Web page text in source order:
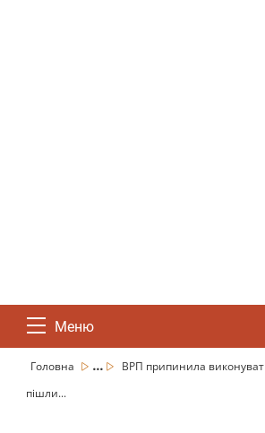
Меню
Головна ...
ВРП припинила
пішли...